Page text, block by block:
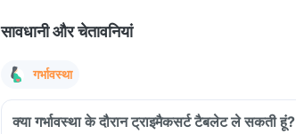
सावधानी और चेतावनियां
गर्भावस्था
क्या गर्भावस्था के दौरान ट्राइमैकसर्ट टैबलेट ले सकती हूं?